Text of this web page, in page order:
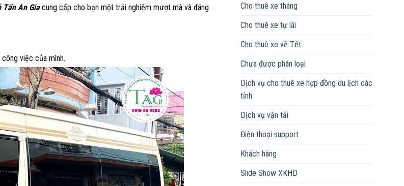
Tấn An Giacung cấp cho bạn một trải nghiệm mượt mà và đáng
việc của mình.
Cho thuê xe tháng
Cho thuê xe tự lái
Cho thuê xe về Tết
Chưa được phân loại
Dịch vụ cho thuê xe hợp đồng du lịch các
tỉnh
Dịch vụ vận tải
Điện thoại support
Khách hàng
Slide Show XKHD